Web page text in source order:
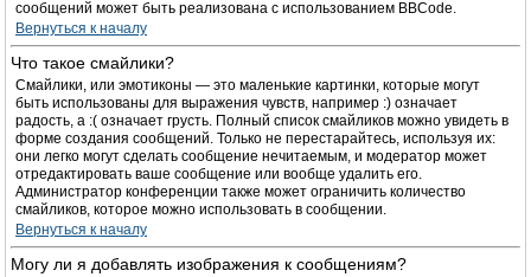
сообщений может быть реализована с использованием BBCode.
Вернуться к началу
Что такое смайлики?
Смайлики, или эмотиконы — это маленькие картинки, которые могут
быть использованы для выражения чувств, например :) означает
радость, а :( означает грусть. Полный список смайликов можно увидеть в
форме создания сообщений. Только не перестарайтесь, используя их:
они легко могут сделать сообщение нечитаемым, и модератор может
отредактировать ваше сообщение или вообще удалить его.
Администратор конференции также может ограничить количество
смайликов, которое можно использовать в сообщении.
Вернуться к началу
Могу ли я добавлять изображения к сообщениям?